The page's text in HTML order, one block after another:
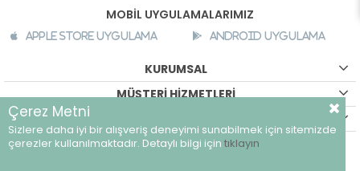
MOBİL UYGULAMALARIMIZ
Apple Store Uygulama Android Uygulama
KURUMSAL
MÜŞTERİ HİZMETLERİ
©breeze.com.tr - Tüm hakları saklıdır.
Çerez Metni
Sizlere daha iyi bir alışveriş deneyimi sunabilmek için sitemizde
çerezler kullanılmaktadır. Detaylı bilgi için tıklayın